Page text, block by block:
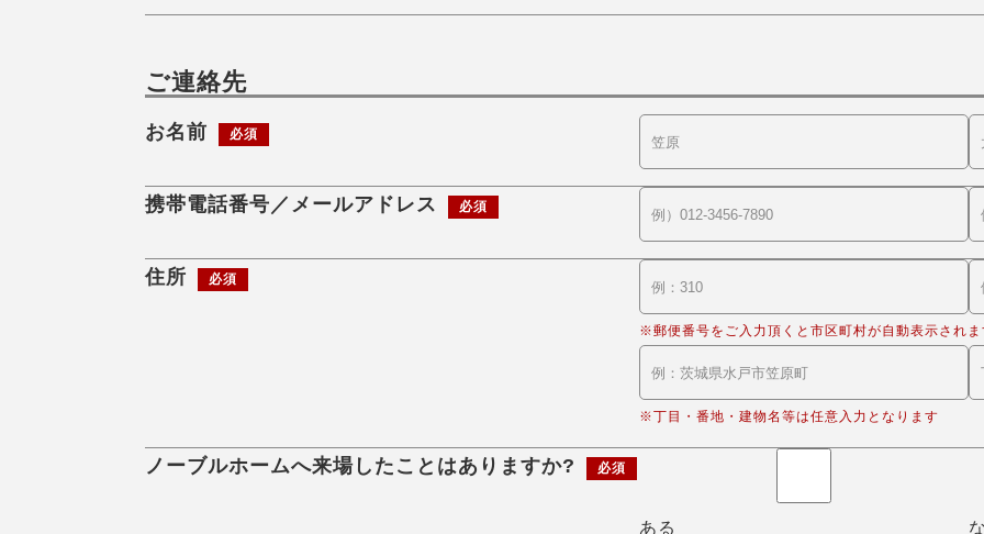
ご連絡先
お名前 必須
携帯電話番号／メールアドレス 必須
住所 必須
※郵便番号をご入力頂くと市区町村が自動表示されま
※丁目・番地・建物名等は任意入力となります
ノーブルホームへ来場したことはありますか? 必須
ある